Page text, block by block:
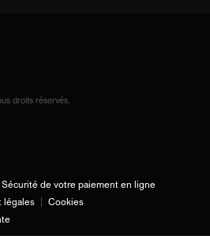
droits réservés.
Sécurité de votre paiement en ligne
légales
Cookies